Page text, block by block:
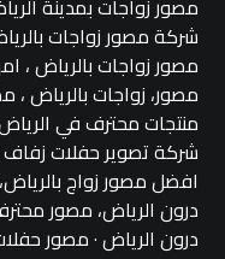
مصور زواجات بمدينة
شركة مصور زواجات
مصور زواجات بالرياض ،
مصور، زواجات بالرياض
منتجات محترف في
شركة تصوير حفلات زفاف
افضل مصور زواج
درون الرياض، مصور
درون الرياض · مصور